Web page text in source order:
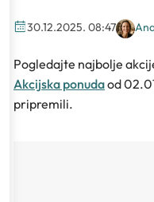
30.12.2025. 08:47
Pogledajte najbolje
Akcijska ponudaod
pripremili.